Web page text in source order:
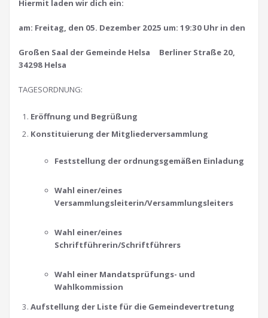
Hiermit laden wir dich ein:
am: Freitag, den 05. Dezember 2025 um: 19:30 Uhr in den
Großen Saal der Gemeinde Helsa Berliner Straße 20,
34298 Helsa
TAGESORDNUNG:
Eröffnung und Begrüßung
Konstituierung der Mitgliederversammlung
Feststellung der ordnungsgemäßen Einladung
Wahl einer/eines
Versammlungsleiterin/Versammlungsleiters
Wahl einer/eines
Schriftführerin/Schriftführers
Wahl einer Mandatsprüfungs- und
Wahlkommission
Aufstellung der Liste für die Gemeindevertretung